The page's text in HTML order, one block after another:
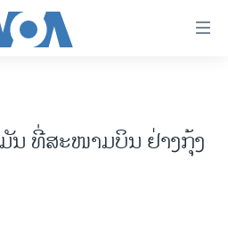
ນ ທີ່ສະໜາມບິນ ຢ່າງກຸ້ງ